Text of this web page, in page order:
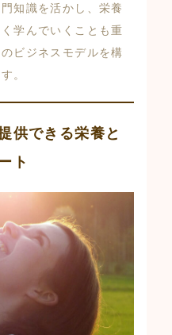
知識を活かし、栄養
学んでいくことも重
ビジネスモデルを構
。
供できる栄養と
ト